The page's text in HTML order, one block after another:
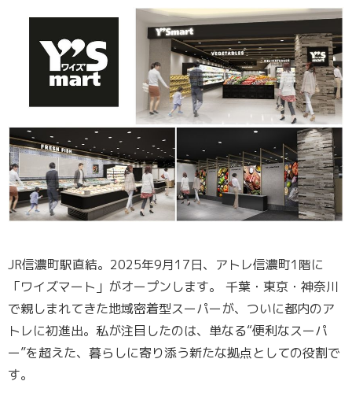
JR信濃町駅直結。2025年9月17日、アトレ信濃町1階に
「ワイズマート」がオープンします。 千葉・東京・神奈川
で親しまれてきた地域密着型スーパーが、ついに都内のア
トレに初進出。私が注目したのは、単なる“便利なスーパ
ー”を超えた、暮らしに寄り添う新たな拠点としての役割で
す。